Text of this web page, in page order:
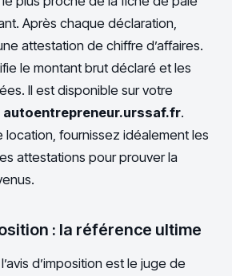
Après chaque déclaration,
attestation de chiffre d’affaires.
le montant brut déclaré et les
Il est disponible sur votre
autoentrepreneur.urssaf.fr.
location, fournissez idéalement les
attestations pour prouver la
: la référence ultime
d’imposition est le juge de